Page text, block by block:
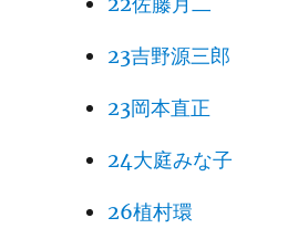
23吉野源三郎
23岡本直正
24大庭みな子
26植村環